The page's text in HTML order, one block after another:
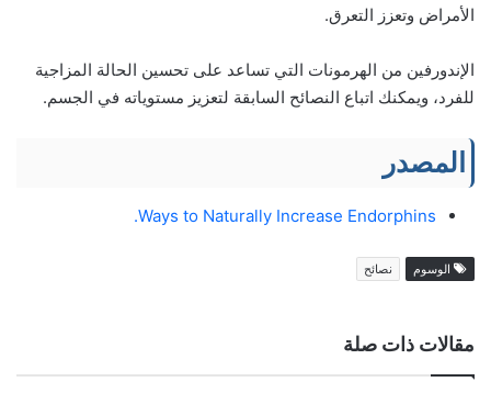
الأمراض وتعزز التعرق.
الإندورفين من الهرمونات التي تساعد على تحسين الحالة المزاجية
للفرد، ويمكنك اتباع النصائح السابقة لتعزيز مستوياته في الجسم.
المصدر
Ways to Naturally Increase Endorphins.
الوسوم نصائح
مقالات ذات صلة